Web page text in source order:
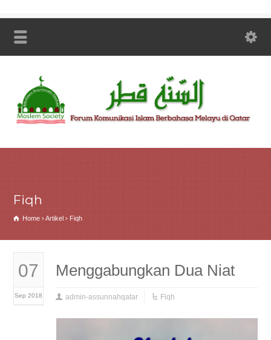
Fiqh
Home Artikel Fiqh
07
Sep 2018
Menggabungkan Dua Niat
admin-assunnahqatar Fiqh